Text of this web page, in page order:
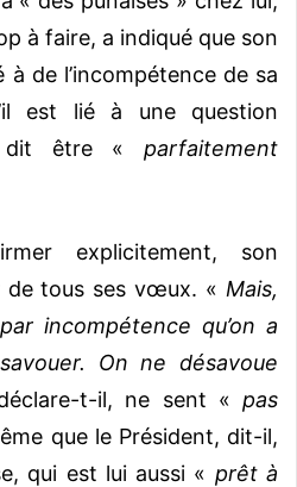
à faire, a indiqué que son
de l’incompétence de sa
est lié à une question
dit être « parfaitement
explicitement, son
de tous ses vœux. « Mais,
incompétence qu’on a
On ne désavoue
t-il, ne sent « pas
que le Président, dit-il,
qui est lui aussi « prêt à